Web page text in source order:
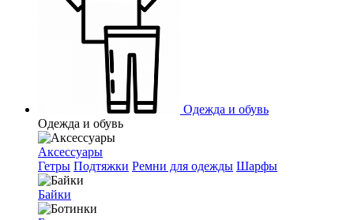
Одежда и обувь
Одежда и обувь
Аксессуары
Гетры Подтяжки Ремни для одежды Шарфы
Байки